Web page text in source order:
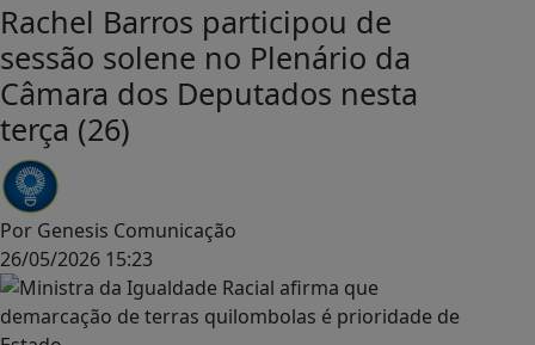
Rachel Barros participou de
sessão solene no Plenário da
Câmara dos Deputados nesta
terça (26)
Por Genesis Comunicação
26/05/2026 15:23